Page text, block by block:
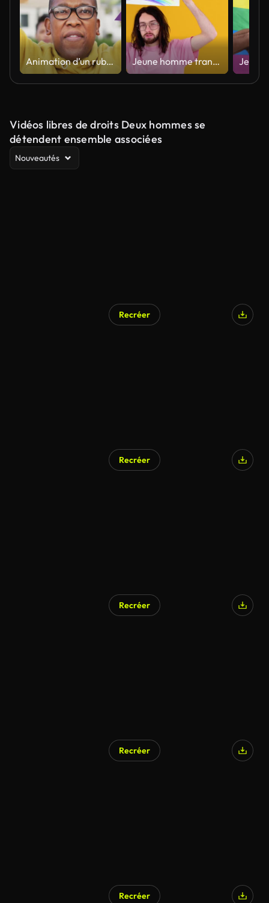
Animation d’un ruban arc-en-ciel sur un manifestant afro-américain avec une banderole Jeune homme transsexuel transgenre tenant un papier avec un message d’égalité. Concept de doute
Vidéos libres de droits Deux hommes se
détendent ensemble associées
Nouveautés
Recréer
Recréer
Recréer
Recréer
Recréer